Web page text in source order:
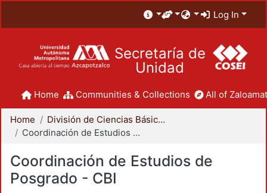
Log In
Secretaría de
Unidad
Home Communities & Collections All of
Home
División de Ciencias Básicas e Ingeniería
Coordinación de Estudios de Posgrado - CBI
Coordinación de Estudios de
Posgrado - CBI